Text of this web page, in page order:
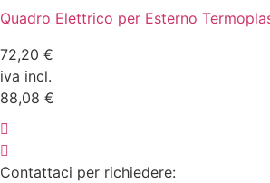
Quadro Elettrico per Esterno
72,20 €
iva incl.
88,08 €
Contattaci per richiedere: